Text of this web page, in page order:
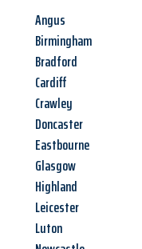
Angus
Birmingham
Bradford
Cardiff
Crawley
Doncaster
Eastbourne
Glasgow
Highland
Leicester
Luton